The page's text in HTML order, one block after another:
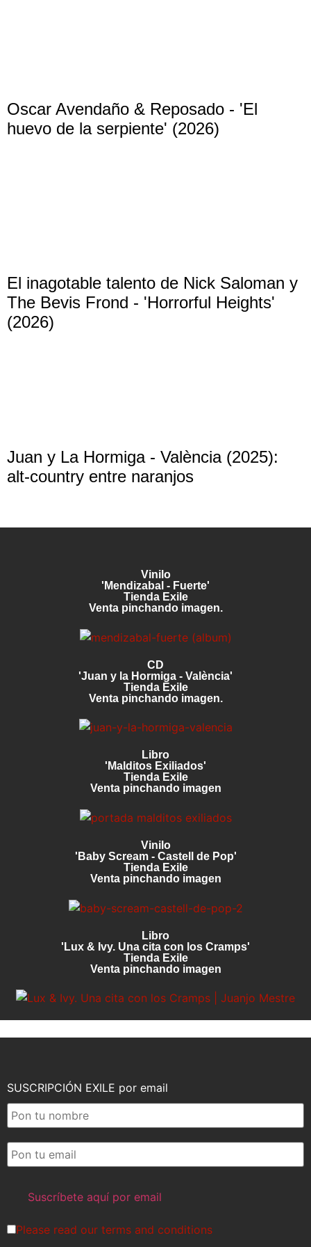
Oscar Avendaño & Reposado - 'El
huevo de la serpiente' (2026)
El inagotable talento de Nick Saloman y
The Bevis Frond - 'Horrorful Heights'
(2026)
Juan y La Hormiga - València (2025):
alt-country entre naranjos
Vinilo
'Mendizabal - Fuerte'
Tienda Exile
Venta pinchando imagen.
CD
'Juan y la Hormiga - València'
Tienda Exile
Venta pinchando imagen.
Libro
'Malditos Exiliados'
Tienda Exile
Venta pinchando imagen
Vinilo
'Baby Scream - Castell de Pop'
Tienda Exile
Venta pinchando imagen
Libro
'Lux & Ivy. Una cita con los Cramps'
Tienda Exile
Venta pinchando imagen
SUSCRIPCIÓN EXILE por email
Please read our terms and conditions